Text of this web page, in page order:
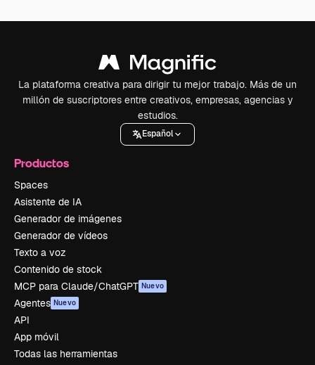
La plataforma creativa para dirigir tu mejor trabajo. Más de un
millón de suscriptores entre creativos, empresas, agencias y
estudios.
Español
Productos
Spaces
Asistente de IA
Generador de imágenes
Generador de vídeos
Texto a voz
Contenido de stock
MCP para Claude/ChatGPT Nuevo
Agentes Nuevo
API
App móvil
Todas las herramientas